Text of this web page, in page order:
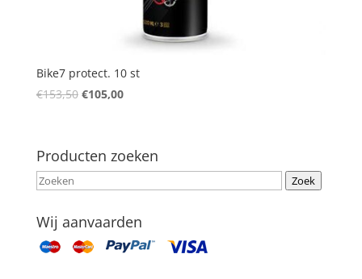
Bike7 protect. 10 st
€153,50 €105,00
Producten zoeken
Zoek
Wij aanvaarden